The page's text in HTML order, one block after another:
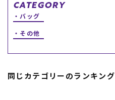
ファッションTOP
スノーTOP
CATEGORY
バッグ
その他
同じカテゴリーのランキング